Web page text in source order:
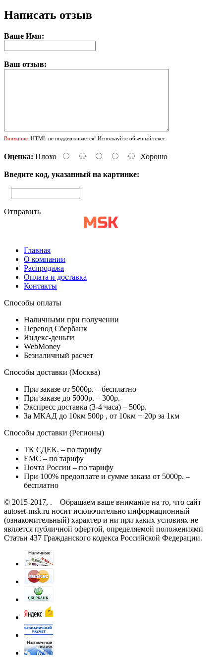
Написать отзыв
Ваше Имя:
Ваш отзыв:
Внимание: HTML не поддерживается! Используйте обычный текст.
Оценка: Плохо Хорошо
Введите код, указанный на картинке:
Отправить
Главная
О компании
Распродажа
Оплата и доставка
Контакты
Способы оплаты
Наличными при получении
Перевод Сбербанк
Яндекс-деньги
WebMoney
Безналичный расчет
Способы доставки (Москва)
При заказе от 5000р. – бесплатно
При заказе до 5000р. – 300р.
Экспресс доставка (3-4 часа) – 500р.
За МКАД до 10км 500р , от 10км + 20р за 1км
Способы доставки (Регионы)
ТК СДЕК. – по тарифу
EMC – по тарифу
Почта России – по тарифу
При 100% предоплате и сумме заказа от 5000р. –
бесплатно
© 2015-2017, . Обращаем ваше внимание на то, что сайт
autoset-msk.ru носит исключительно информационный
(ознакомительный) характер и ни при каких условиях не
является публичной офертой, определяемой положениями
Статьи 437 Гражданского кодекса Российской Федерации.